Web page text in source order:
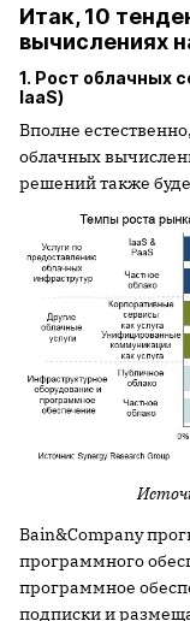
Итак, 10
вычислениях
1. Рост облачных
IaaS)
Вполне
облачных
решений также
Bain&Company
программного
программное
подписки и